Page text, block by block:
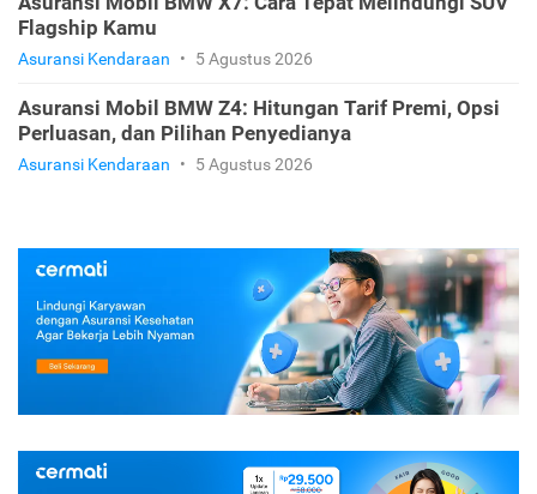
Flagship Kamu
Asuransi Kendaraan • 5 Agustus 2026
Asuransi Mobil BMW Z4: Hitungan Tarif Premi, Opsi
Perluasan, dan Pilihan Penyedianya
Asuransi Kendaraan • 5 Agustus 2026